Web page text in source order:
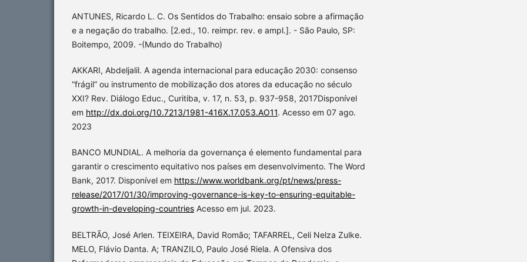
ANTUNES, Ricardo L. C. Os Sentidos do Trabalho: ensaio sobre a afirmação
e a negação do trabalho. [2.ed., 10. reimpr. rev. e ampl.]. - São Paulo, SP:
Boitempo, 2009. -(Mundo do Trabalho)
AKKARI, Abdeljalil. A agenda internacional para educação 2030: consenso
“frágil” ou instrumento de mobilização dos atores da educação no século
XXI? Rev. Diálogo Educ., Curitiba, v. 17, n. 53, p. 937-958, 2017Disponível
em http://dx.doi.org/10.7213/1981-416X.17.053.AO11. Acesso em 07 ago.
2023
BANCO MUNDIAL. A melhoria da governança é elemento fundamental para
garantir o crescimento equitativo nos países em desenvolvimento. The Word
Bank, 2017. Disponível em https://www.worldbank.org/pt/news/press-
release/2017/01/30/improving-governance-is-key-to-ensuring-equitable-
growth-in-developing-countries Acesso em jul. 2023.
BELTRÃO, José Arlen. TEIXEIRA, David Romão; TAFARREL, Celi Nelza Zulke.
MELO, Flávio Danta. A; TRANZILO, Paulo José Riela. A Ofensiva dos